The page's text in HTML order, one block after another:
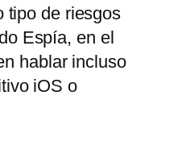
tipo de riesgos
Espía, en el
hablar incluso
iOS o